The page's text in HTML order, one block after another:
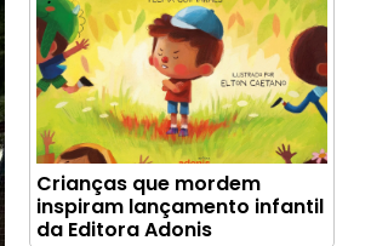
Crianças que mordem
inspiram lançamento infantil
da Editora Adonis